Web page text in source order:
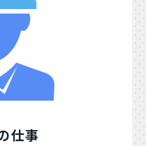
仕事